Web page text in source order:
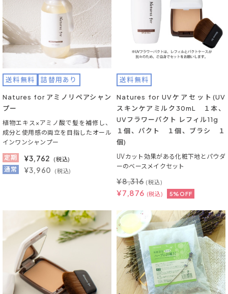
送料無料 詰替用あり
Natures for アミノリペアシャン
プー
植物エキス×アミノ酸で髪を補修し、
成分と使用感の両立を目指したオール
インワンシャンプー
定期
¥3,762 (税込)
通常 ¥3,960 (税込)
送料無料
Natures for UVケアセット(UV
スキンケアミルク30mL １本、
UVフラワーパクト レフィル11g
１個、パクト １個、ブラシ １
個)
UVカット効果がある化粧下地とパウダ
ーのベースメイクセット
¥7,876 (税込) 5%OFF
¥8,316 (税込)